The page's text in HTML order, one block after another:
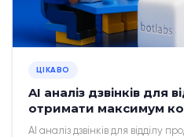
ЦІКАВО
AI аналіз дзвінків для
отримати максимум
2026 році
AI аналіз дзвінків для відділу